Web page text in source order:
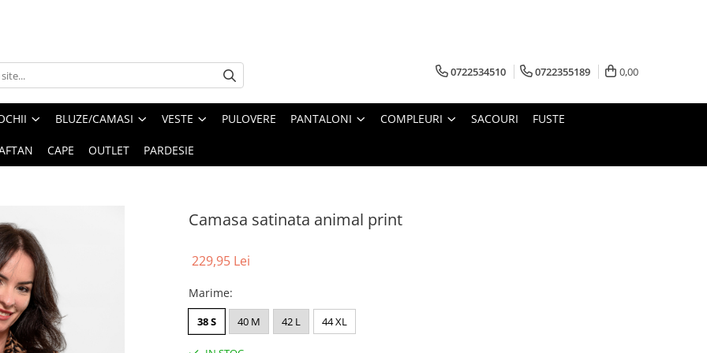
0722534510 0722355189 0,00
BLUZE/CAMASI VESTE PULOVERE PANTALONI COMPLEURI SACOURI FUSTE
CAPE OUTLET PARDESIE
Camasa satinata animal print
229,95 Lei
Marime:
38 S 40 M 42 L 44 XL